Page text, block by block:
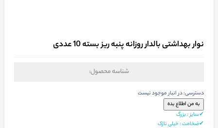
نوار بهداشتی بالدار روزانه پنبه ریز بسته 10 عددی
شناسه محصول:
دسترسی:در انبار موجود نیست
✔سایز : بزرگ
✔ضخامت : خیلی نازک